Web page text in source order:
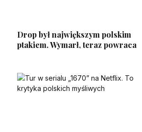
Drop był największym polskim
ptakiem. Wymarł, teraz powraca